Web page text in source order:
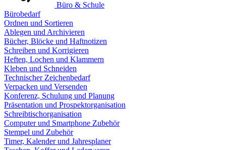
Büro & Schule
Bürobedarf
Ordnen und Sortieren
Ablegen und Archivieren
Bücher, Blöcke und Haftnotizen
Schreiben und Korrigieren
Heften, Lochen und Klammern
Kleben und Schneiden
Technischer Zeichenbedarf
Verpacken und Versenden
Konferenz, Schulung und Planung
Präsentation und Prospektorganisation
Schreibtischorganisation
Computer und Smartphone Zubehör
Stempel und Zubehör
Timer, Kalender und Jahresplaner